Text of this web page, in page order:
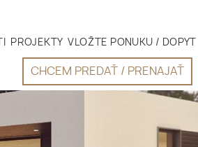
CHCEM PREDAŤ / PRENAJAŤ
PROJEKTY VLOŽTE PONUKU / DOPYT